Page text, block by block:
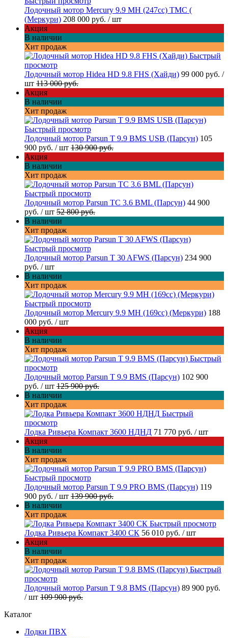
Лодочный мотор Mercury 9.9 МН (247cc) TMC (
(Меркури) 208 000 руб. / шт
Акция
В наличии
Хит продаж
Быстрый
просмотр
Лодочный мотор Hidea HD 9.8 FHS (Хайди) 99 000 руб. /
шт 113 000 руб.
Акция
В наличии
Хит продаж
Быстрый просмотр
Лодочный мотор Parsun T 9.9 BMS USB (Парсун) 105
900 руб. / шт 130 900 руб.
Акция
В наличии
Хит продаж
Быстрый просмотр
Лодочный мотор Parsun TC 3.6 BML (Парсун) 44 900
руб. / шт 52 800 руб.
В наличии
Хит продаж
Быстрый просмотр
Лодочный мотор Parsun T 30 AFWS (Парсун) 234 900
руб. / шт
В наличии
Хит продаж
Быстрый просмотр
Лодочный мотор Mercury 9.9 MH (169cc) (Меркури) 188
000 руб. / шт
Акция
В наличии
Хит продаж
Быстрый
просмотр
Лодочный мотор Parsun T 9.9 BMS (Парсун) 102 900
руб. / шт 125 900 руб.
В наличии
Хит продаж
Быстрый
просмотр
Лодка Ривьера Компакт 3600 НДНД 71 770 руб. / шт
Акция
В наличии
Хит продаж
Быстрый просмотр
Лодочный мотор Parsun T 9.9 PRO BMS (Парсун) 119
900 руб. / шт 139 900 руб.
В наличии
Хит продаж
Быстрый просмотр
Лодка Ривьера Компакт 3400 СК 56 010 руб. / шт
Акция
В наличии
Хит продаж
Быстрый
просмотр
Лодочный мотор Parsun T 9.8 BMS (Парсун) 89 900 руб.
/ шт 109 900 руб.
Каталог
Лодки ПВХ